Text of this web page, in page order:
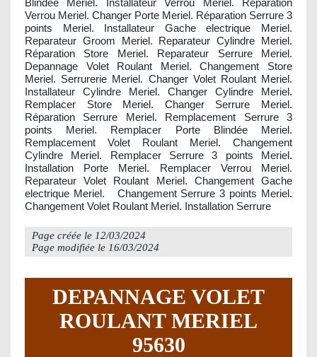
Verrou Meriel. Changer Porte Meriel. Réparation Serrure 3
points Meriel. Installateur Gache electrique Meriel.
Reparateur Groom Meriel. Reparateur Cylindre Meriel.
Réparation Store Meriel. Reparateur Serrure Meriel.
Depannage Volet Roulant Meriel. Changement Store
Meriel. Serrurerie Meriel. Changer Volet Roulant Meriel.
Installateur Cylindre Meriel. Changer Cylindre Meriel.
Remplacer Store Meriel. Changer Serrure Meriel.
Réparation Serrure Meriel. Remplacement Serrure 3
points Meriel. Remplacer Porte Blindée Meriel.
Remplacement Volet Roulant Meriel. Changement
Cylindre Meriel. Remplacer Serrure 3 points Meriel.
Installation Porte Meriel. Remplacer Verrou Meriel.
Reparateur Volet Roulant Meriel. Changement Gache
electrique Meriel. Changement Serrure 3 points Meriel.
Changement Volet Roulant Meriel. Installation Serrure
Page créée le 12/03/2024
Page modifiée le 16/03/2024
DEPANNAGE VOLET
ROULANT MERIEL
95630